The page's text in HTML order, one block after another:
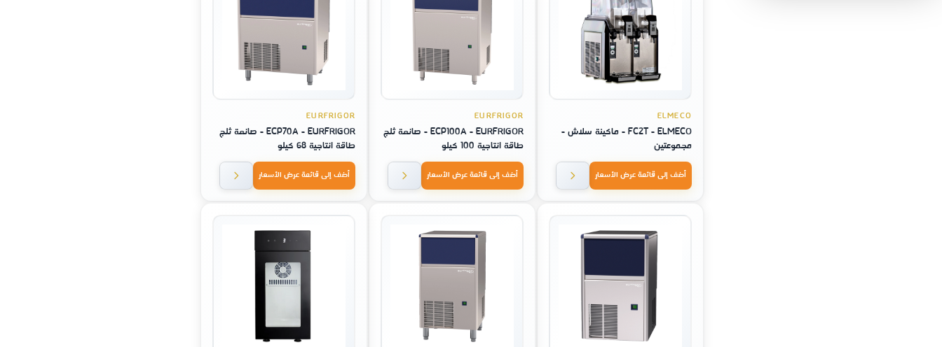
ELMECO
FC2T - ELMECO - ماكينة سلاش -
مجموعتين
أضف إلى قائمة عرض الأسعار
EURFRIGOR
ECP100A - EURFRIGOR - صانعة ثلج
طاقة انتاجية 100 كيلو
أضف إلى قائمة عرض الأسعار
EURFRIGOR
ECP70A - EURFRIGOR - صانعة ثلج
طاقة انتاجية 68 كيلو
أضف إلى قائمة عرض الأسعار